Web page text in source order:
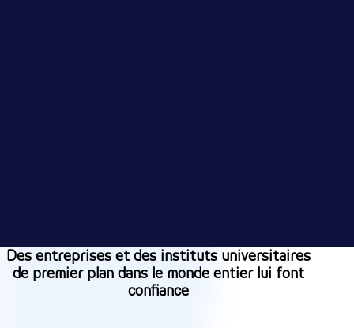
Des entreprises et des instituts universitaires
de premier plan dans le monde entier lui font
confiance